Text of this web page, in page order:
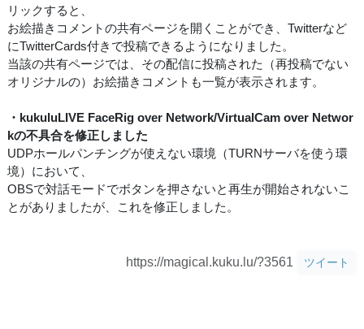
リックすると、
お絵描きコメントの共有ページを開くことができ、Twitterなど
にTwitterCards付きで投稿できるようになりました。
当該の共有ページでは、その配信に投稿された（再投稿でない
オリジナルの）お絵描きコメントも一覧が表示されます。
・kukuluLIVE FaceRig over Network/VirtualCam over Networ
kの不具合を修正しました
UDPホールパンチングが使えない環境（TURNサーバを使う環
境）において、
OBSで対話モードでボタンを押さないと再生が開始されないこ
とがありましたが、これを修正しました。
https://magical.kuku.lu/?3561 ツイート